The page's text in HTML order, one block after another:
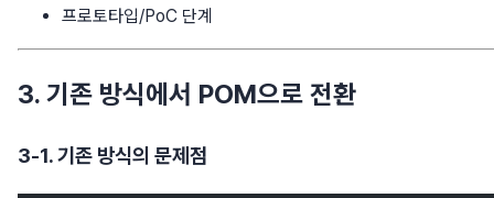
프로토타입/PoC 단계
3. 기존 방식에서 POM으로 전환
3-1. 기존 방식의 문제점